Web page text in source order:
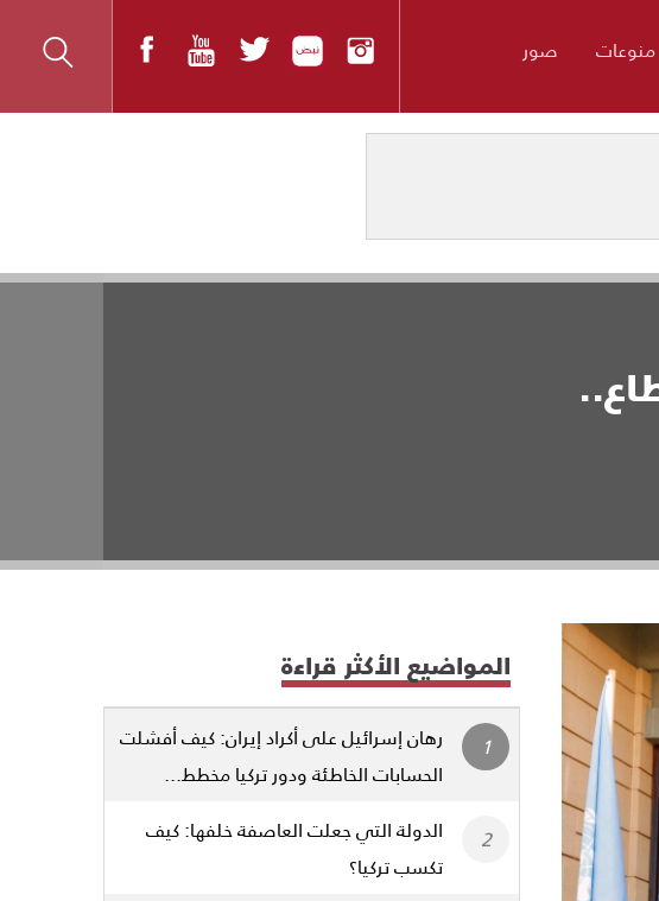
منوعات صور
المواضيع الأكثر قراءة
رهان إسرائيل على أكراد إيران: كيف أفشلت
الحسابات الخاطئة ودور تركيا مخطط...
الدولة التي جعلت العاصفة خلفها: كيف
تكسب تركيا؟